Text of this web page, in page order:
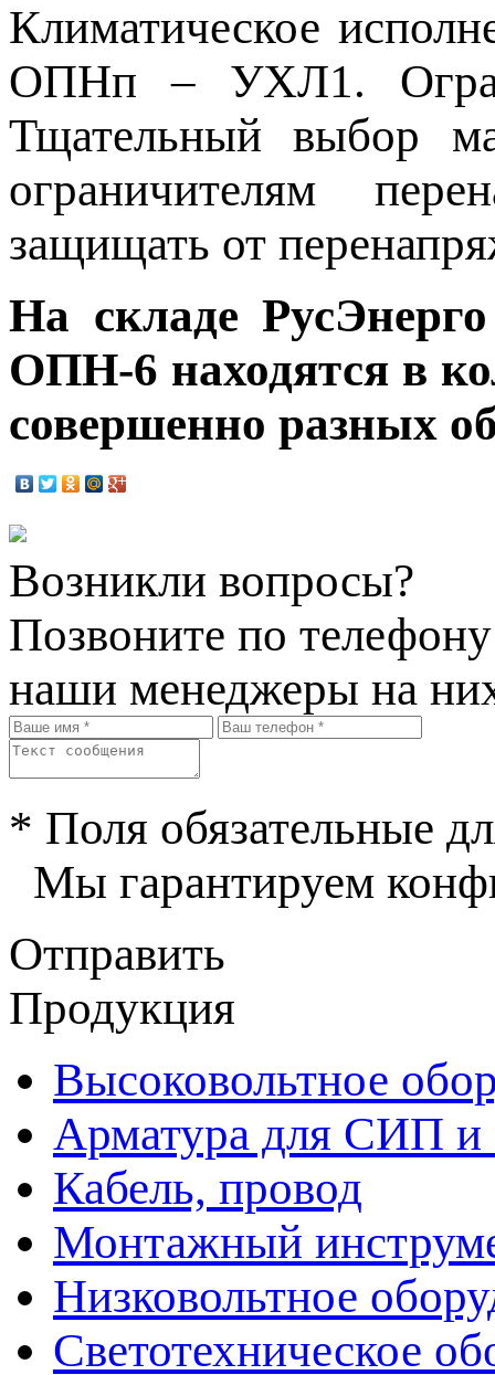
Климатическое
ОПНп – УХЛ1.
Тщательный выбор
ограничителям
защищать от
На складе
ОПН-6 находятся в
совершенно разных
Возникли вопросы?
Позвоните по
наши менеджеры на
* Поля обязательные
Мы гарантируем
Отправить
Продукция
Высоковольтное
Арматура для СИП
Кабель, провод
Монтажный
Низковольтное
Светотехническое